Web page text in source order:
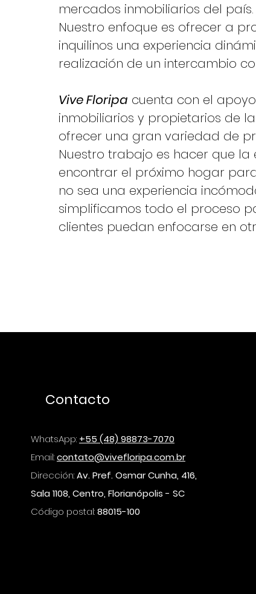
mercados inmobiliarios del país.
Nuestro enfoque es ofrecer a
inquilinos una experiencia
realización de un intercambio
Vive Floripa cuenta con el
inmobiliarios y propietarios de
ofrecer una gran variedad de
Nuestro trabajo es hacer que la
encontrar el próximo hogar
no sea una experiencia
simplificamos todo el proceso
clientes puedan enfocarse en
Contacto
WhatsApp: +55 (48) 98873-7070
Email:contato@vivefloripa.com.br
Dirección:Av. Pref. Osmar Cunha, 416,
Sala 1108, Centro, Florianópolis - SC
Código postal:88015-100